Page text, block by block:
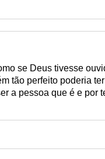
se Deus tivesse
tão perfeito poderia
a pessoa que é e por